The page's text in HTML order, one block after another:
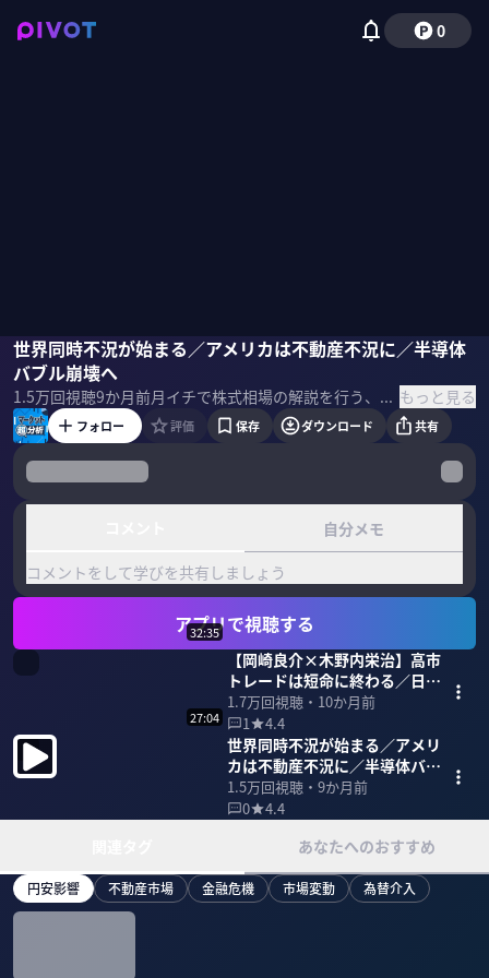
0
世界同時不況が始まる／アメリカは不動産不況に／半導体
バブル崩壊へ
1.5万回視聴9か月前 月イチで株式相場の解説を行う、「マーケット超分析」の10月回。後編は、アメリカの株式相場を分析。半導体バブル崩壊の危機が迫る？ ＜出演者＞ 柴田阿弥｜MC 木野内栄治｜大和証券 チーフテクニカルアナリスト 岡崎良介｜ストラテジスト サムネイル 写真：iStock もっと見る
木野内栄治岡崎良介柴田阿弥
フォロー 評価 保存 ダウンロード 共有
自分メモ
コメントをして学びを共有しましょう
アプリで視聴する
32:35
【岡崎良介×木野内栄治】高市
トレードは短命に終わる／日銀
10月利上げも？
1.7万回視聴・ 10か月前
1
4.4
27:04
世界同時不況が始まる／アメリ
カは不動産不況に／半導体バブ
ル崩壊へ
1.5万回視聴・ 9か月前
0
4.4
あなたへのおすすめ
円安影響 不動産市場 金融危機 市場変動 為替介入